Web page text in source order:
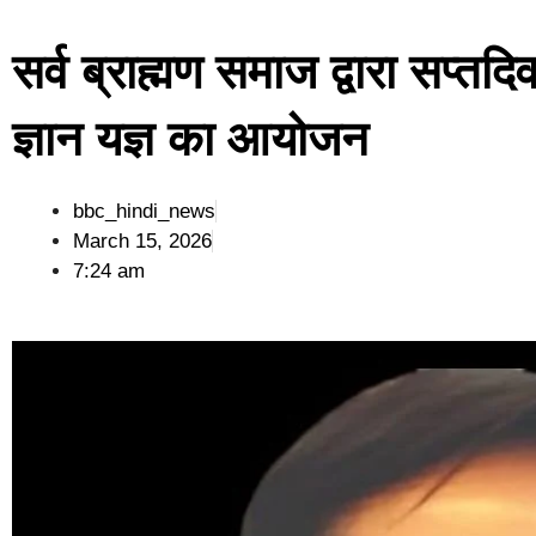
सर्व ब्राह्मण समाज द्वारा
ज्ञान यज्ञ का आयोजन
bbc_hindi_news
March 15, 2026
7:24 am